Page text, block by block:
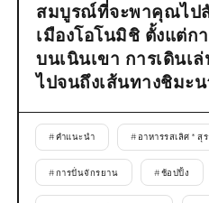
สมบูรณ์ที่จะพาคุณไป
เมืองโอโนมิชิ ตั้งแต่ก
บนเนินเขา การเดินเ
ไปจนถึงเส้นทางชิมะ
#คำแนะนำ # อาหารรสเลิศ * สุร
#การปั่นจักรยาน #ช้อปปิ้ง